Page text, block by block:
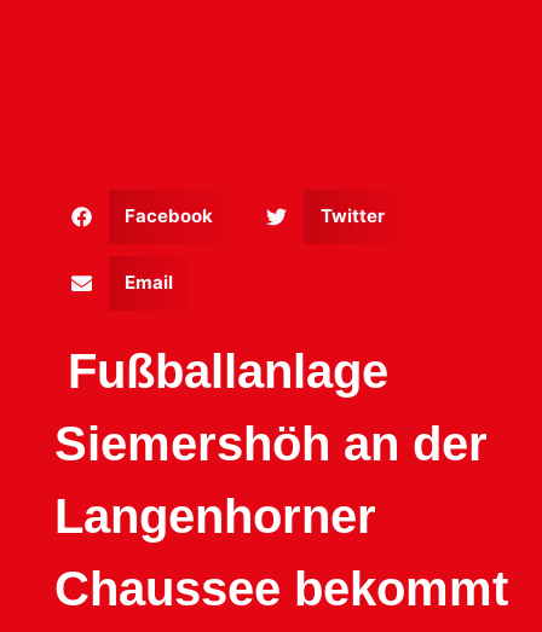
Facebook Twitter
Email
Fußballanlage
Siemershöh an der
Langenhorner
Chaussee bekommt